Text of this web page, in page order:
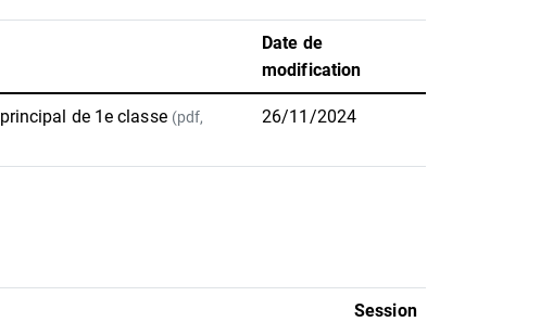
Date de
modification
de 1e classe (pdf,
26/11/2024
Session